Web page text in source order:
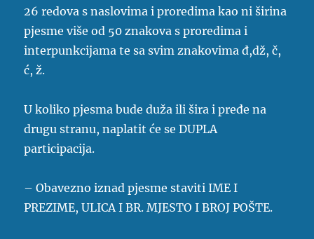
26 redova s naslovima i proredima kao ni širina
pjesme više od 50 znakova s proredima i
interpunkcijama te sa svim znakovima đ,dž, č,
ć, ž.
U koliko pjesma bude duža ili šira i pređe na
drugu stranu, naplatit će se DUPLA
participacija.
– Obavezno iznad pjesme staviti IME I
PREZIME, ULICA I BR. MJESTO I BROJ POŠTE.